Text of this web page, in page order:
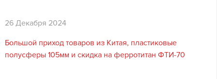
26 Декабря 2024
Большой приход товаров из Китая, пластиковые
полусферы 105мм и скидка на ферротитан ФТИ-70